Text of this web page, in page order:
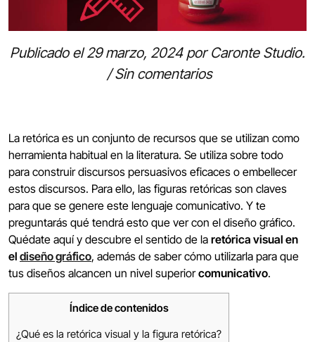
Publicado el29 marzo, 2024porCaronte Studio.
/Sin comentarios
La retórica es un conjunto de recursos que se utilizan como
herramienta habitual en la literatura. Se utiliza sobre todo
para construir discursos persuasivos eficaces o embellecer
estos discursos. Para ello, las figuras retóricas son claves
para que se genere este lenguaje comunicativo. Y te
preguntarás qué tendrá esto que ver con el diseño gráfico.
Quédate aquí y descubre el sentido de la retórica visual en
el diseño gráfico, además de saber cómo utilizarla para que
tus diseños alcancen un nivel superiorcomunicativo.
Índice de contenidos
¿Qué es la retórica visual y la figura retórica?